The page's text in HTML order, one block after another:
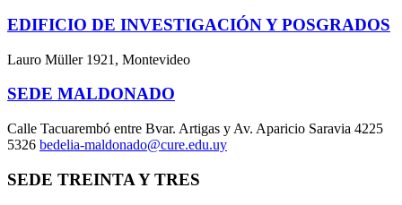
EDIFICIO DE INVESTIGACIÓN Y POSGRADOS
Lauro Müller 1921, Montevideo
SEDE MALDONADO
Calle Tacuarembó entre Bvar. Artigas y Av. Aparicio Saravia 4225
5326 bedelia-maldonado@cure.edu.uy
SEDE TREINTA Y TRES